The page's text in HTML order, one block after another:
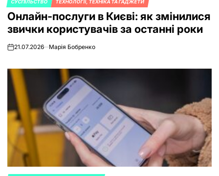
POSTED
IN
СУСПІЛЬСТВО ТЕХНОЛОГІЇ, ТЕХНІКА ТА ГАДЖЕТИ
Онлайн-послуги в Києві: як змінилися
звички користувачів за останні роки
on21.07.2026 Марія Бобренко